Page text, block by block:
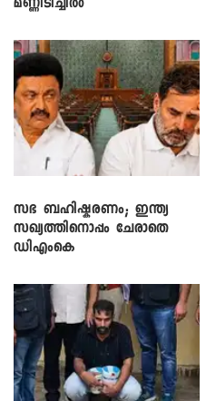
മണ്ണിടിച്ചിൽ
സഭ ബഹിഷ്കരണം; ഇന്ത്യ
സഖ്യത്തിനൊപ്പം ചേരാതെ
ഡിഎംകെ